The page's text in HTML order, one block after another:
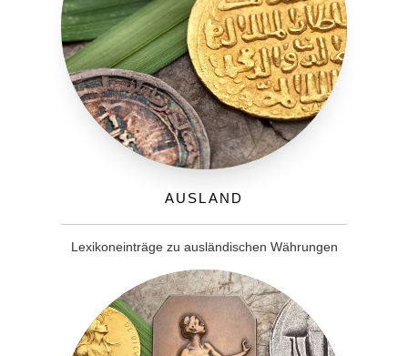
Ausland
Lexikoneinträge zu ausländischen Währungen